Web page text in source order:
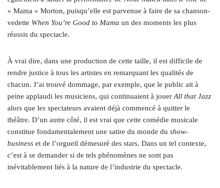
« Mama » Morton, puisqu’elle est parvenue à faire de sa chanson-
vedette When You’re Good to Mama un des moments les plus
réussis du spectacle.
À vrai dire, dans une production de cette taille, il est difficile de
rendre justice à tous les artistes en remarquant les qualités de
chacun. J’ai trouvé dommage, par exemple, que le public ait à
peine applaudi les musiciens, qui continuaient à jouer All that Jazz
alors que les spectateurs avaient déjà commencé à quitter le
théâtre. D’un autre côté, il est vrai que cette comédie musicale
constitue fondamentalement une satire du monde du show-
business et de l’orgueil démesuré des stars. Dans un tel contexte,
c’est à se demander si de tels phénomènes ne sont pas
inévitablement liés à la nature de l’industrie du spectacle.